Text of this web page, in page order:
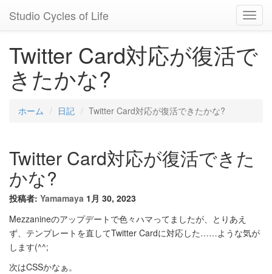
Studio Cycles of Life
Twitter Card対応が復活で
きたかな?
ホーム 日記 Twitter Card対応が復活できたかな?
Twitter Card対応が復活できた
かな?
投稿者: Yamamaya 1月 30, 2023
Mezzanineのアップデートで色々ハマってましたが、とりあえ
ず、テンプレートを直してTwitter Cardに対応した……ような気が
します(^^;
次はCSSかなぁ。